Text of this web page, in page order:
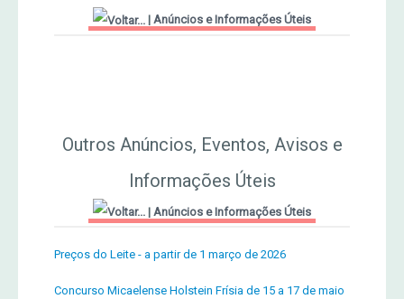
Publicações AASM
| Anúncios e Informações Úteis
Outros Anúncios, Eventos, Avisos e
Informações Úteis
| Anúncios e Informações Úteis
Preços do Leite - a partir de 1 março de 2026
Concurso Micaelense Holstein Frísia de 15 a 17 de maio